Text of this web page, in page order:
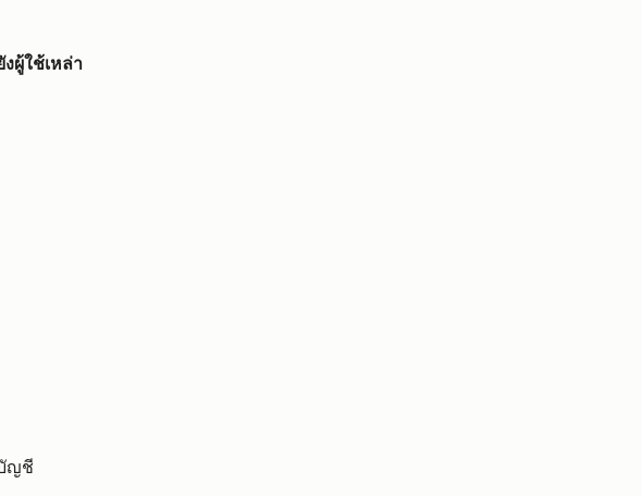
ผู้ใช้เหล่า
ญชี